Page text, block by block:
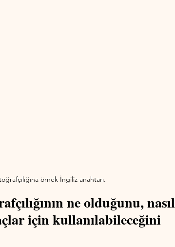
örnek İngiliz anahtarı.
ne olduğunu, nasıl
için kullanılabileceğini